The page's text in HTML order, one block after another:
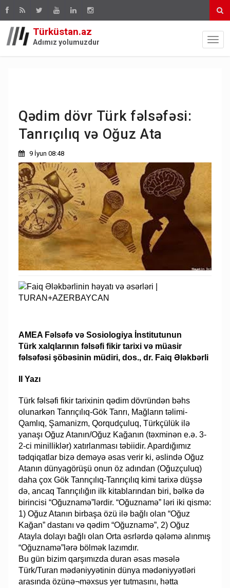
Türküstan.az
Adımız yolumuzdur
Qədim dövr Türk fəlsəfəsi:
Tanrıçılıq və Oğuz Ata
9 İyun 08:48
AMEA Fəlsəfə və Sosiologiya İnstitutunun
Türk xalqlarının fəlsəfi fikir tarixi və müasir
fəlsəfəsi şöbəsinin müdiri, dos., dr. Faiq Ələkbərli
II Yazı
Türk fəlsəfi fikir tarixinin qədim dövründən bəhs
olunarkən Tanrıçılıq-Gök Tanrı, Mağların təlimi-
Qamlıq, Şamanizm, Qorqudçuluq, Türkçülük ilə
yanaşı Oğuz Atanın/Oğuz Kağanın (təxminən e.ə. 3-
2-ci minilliklər) xatırlanması təbiidir. Apardığımız
tədqiqatlar bizə deməyə əsas verir ki, əslində Oğuz
Atanın dünyagörüşü onun öz adından (Oğuzçuluq)
daha çox Gök Tanrıçılıq-Tanrıçılıq kimi tarixə düşsə
də, ancaq Tanrıçılığın ilk kitablarından biri, bəlkə də
birincisi “Oğuznamə”lərdir. “Oğuznamə” ləri iki qismə:
1) Oğuz Atanın birbaşa özü ilə bağlı olan “Oğuz
Kağan” dastanı və qədim “Oğuznamə”, 2) Oğuz
Atayla dolayı bağlı olan Orta əsrlərdə qələmə alınmış
“Oğuznamə”lərə bölmək lazımdır.
Bu gün bizim qarşımızda duran əsas məsələ
Türk/Turan mədəniyyətinin dünya mədəniyyətləri
arasında özünə¬məxsus yer tutmasını, hətta